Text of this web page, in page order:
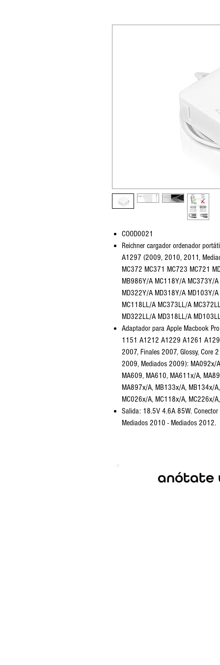
COOD0021
Reichner cargador ordenador
A1297 (2009, 2010, 2011,
MC372 MC371 MC723 MC721
MB986Y/A MC118Y/A MC373Y/
MD322Y/A MD318Y/A MD103Y/
MC118LL/A MC373LL/A
MD322LL/A MD318LL/A
Adaptador para Apple Macbook
1151 A1212 A1229 A1261
2007, Finales 2007, Glossy, Core
2009, Mediados 2009): MA092x/
MA609, MA610, MA611x/A,
MA897x/A, MB133x/A, MB134x/
MC026x/A, MC118x/A, MC226x/
Salida: 18.5V 4.6A 85W.
Mediados 2010 - Mediados 2012.
anótate